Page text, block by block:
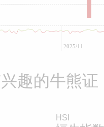
2025/11
趣的牛熊证
HSI